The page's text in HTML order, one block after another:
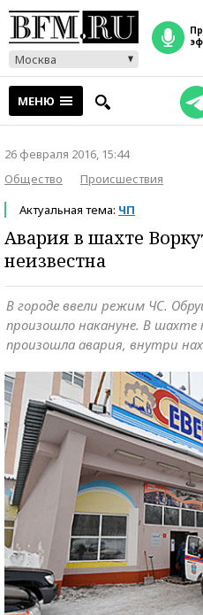
Москва
прямой
МЕНЮ
26 февраля 2016, 15:44
Общество
Происшествия
Актуальная тема: ЧП
Авария в шахте
неизвестна
В городе ввели режим ЧС.
произошло накануне. В шахте
произошла авария, внутри